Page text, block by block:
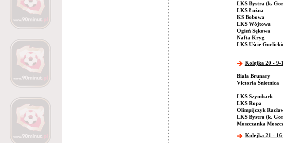
LKS Bystra (k.
LKS Łużna
KS Bobowa
LKS Wójtowa
Ogień Sękowa
Nafta Kryg
LKS Uście
Kolejka 20 - 9-
Biała Brunary
Victoria Śnietnica
LKS Szymbark
LKS Ropa
Olimpijczyk
LKS Bystra (k.
Moszczanka
Kolejka 21 -